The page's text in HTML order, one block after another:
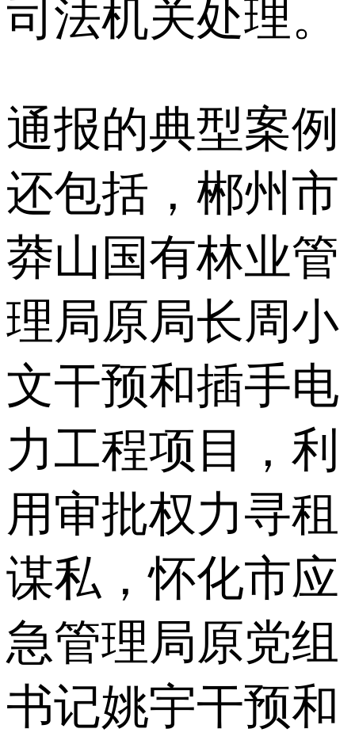
司法机关处理。
通报的典型案例
还包括，郴州市
莽山国有林业管
理局原局长周小
文干预和插手电
力工程项目，利
用审批权力寻租
谋私，怀化市应
急管理局原党组
书记姚宇干预和